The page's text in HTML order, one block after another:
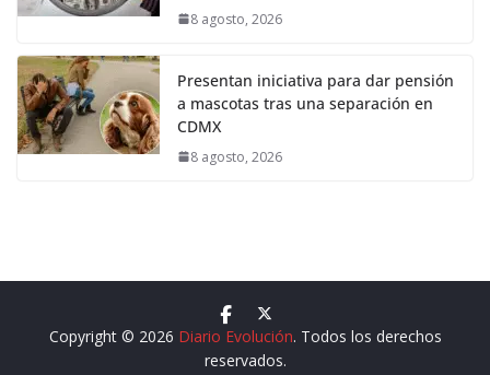
8 agosto, 2026
Presentan iniciativa para dar pensión
a mascotas tras una separación en
CDMX
8 agosto, 2026
Copyright © 2026 Diario Evolución. Todos los derechos
reservados.